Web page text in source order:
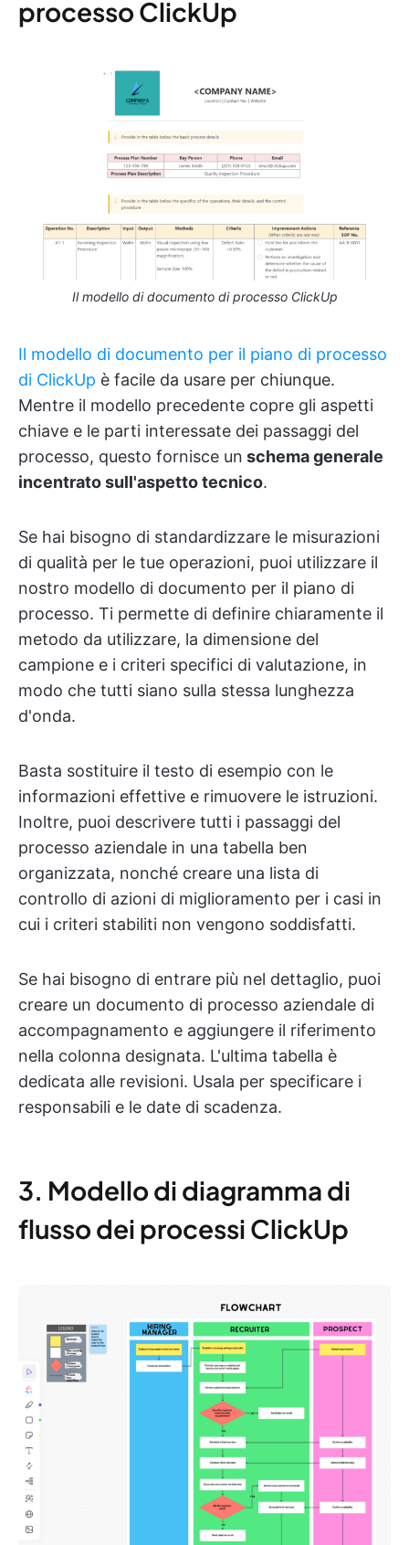
processo ClickUp
Il modello di documento di processo ClickUp
Il modello di documento per il piano di processo
di ClickUp è facile da usare per chiunque.
Mentre il modello precedente copre gli aspetti
chiave e le parti interessate dei passaggi del
processo, questo fornisce un schema generale
incentrato sull'aspetto tecnico.
Se hai bisogno di standardizzare le misurazioni
di qualità per le tue operazioni, puoi utilizzare il
nostro modello di documento per il piano di
processo. Ti permette di definire chiaramente il
metodo da utilizzare, la dimensione del
campione e i criteri specifici di valutazione, in
modo che tutti siano sulla stessa lunghezza
d'onda.
Basta sostituire il testo di esempio con le
informazioni effettive e rimuovere le istruzioni.
Inoltre, puoi descrivere tutti i passaggi del
processo aziendale in una tabella ben
organizzata, nonché creare una lista di
controllo di azioni di miglioramento per i casi in
cui i criteri stabiliti non vengono soddisfatti.
Se hai bisogno di entrare più nel dettaglio, puoi
creare un documento di processo aziendale di
accompagnamento e aggiungere il riferimento
nella colonna designata. L'ultima tabella è
dedicata alle revisioni. Usala per specificare i
responsabili e le date di scadenza.
3. Modello di diagramma di
flusso dei processi ClickUp